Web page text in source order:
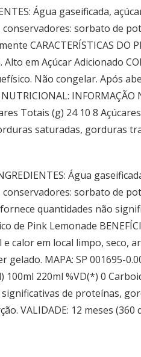
Água gaseificada,
sorbato de
CARACTERÍSTICAS DO
em Açúcar Adicionado
Não congelar. Após
Totais (g) 24 10 8
saturadas, gorduras
Água
sorbato de
quantidades não
de Pink Lemonade
calor em local limpo, seco,
MAPA: SP 001695-
220ml %VD(*) 0
significativas de proteínas,
VALIDADE: 12 meses (360